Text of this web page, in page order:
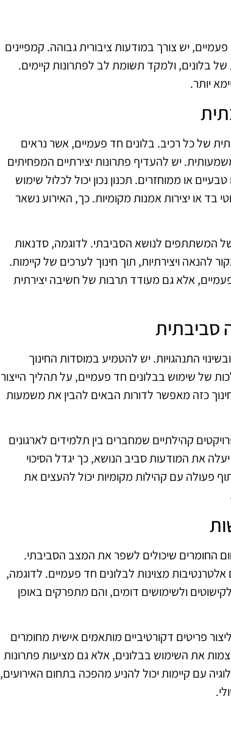
יש צורך במודעות ציבורית גבוהה. קמפיינים
של בלונים, ולמקד תשומת לב לפתרונות קיימים.
יותר.
של כל רכיב. בלונים חד פעמיים, אשר נראים
יש להעדיף פתרונות יצירתיים המפחיתים
או ממוחזרים. תכנון נכון יכול לכלול שימוש
בד או יצירות אמנות מקומיות. כך, האירוע נשאר
המשתתפים לנושא הסביבתי. לדוגמה, סדנאות
להנאה ויצירתיות, תוך חינוך לערכים של קיימות.
אלא גם מעודד תרבות של חשיבה יצירתית
סביבתית
התנהגויות. יש להטמיע במוסדות החינוך
של שימוש בבלונים חד פעמיים, על תהליך הייצור
כזה מאפשר לדורות הבאים להבין את משמעות
קהילתיים שמחברים בין תלמידים לארגונים
את המודעות סביב הנושא, כך יגדל הסיכוי
פעולה עם קהילות מקומיות יכול להעצים את
החומרים שיכולים לשפר את המצב הסביבתי.
מצוינות לבלונים חד פעמיים. לדוגמה,
ולשימושים דומים, והם מתפרקים באופן
פריטים דקורטיביים מותאמים אישית מחומרים
את השימוש בבלונים, אלא גם מציעות פתרונות
עם קיימות יכול להניע מהפכה בתחום האירועים,